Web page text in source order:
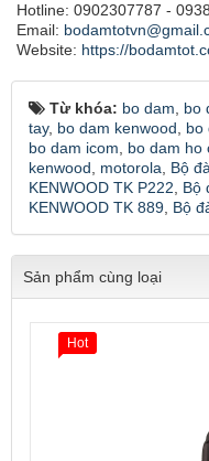
Hotline: 0902307787 -
Email:
Website: https://
Từ khóa: bo dam bo
tay, bo dam kenwood bo
bo dam icom
bo dam ho
kenwood
motorola Bộ
KENWOOD TK P222
Bộ
KENWOOD TK 889 Bộ
Sản phẩm cùng loại
Hot